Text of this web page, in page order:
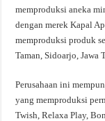
memproduksi aneka
dengan merek Kapal
memproduksi produk
Taman, Sidoarjo, Jawa
Perusahaan ini
yang memproduksi
Twish, Relaxa Play,